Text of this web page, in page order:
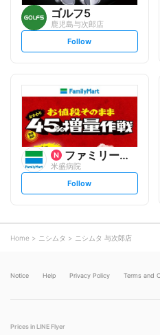
ゴルフ5
鹿児島与次郎店
s
t
o
Follow
ファミリーマート
米盛病院
s
t
o
w
Follow
Home ニシムタ ニシムタ 与次郎店
Notice Help Privacy Policy Terms and
Prices in LINE Flyer